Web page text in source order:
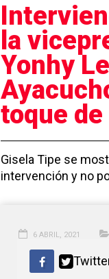
la
Yonhy
toque de
Gisela Tipe se
intervención y no
6 ABRIL, 2021